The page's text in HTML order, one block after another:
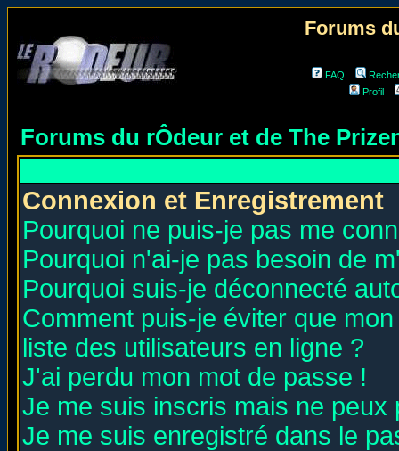
Forums
FAQ
Profil
Forums du rÔdeur et de The
Connexion et Enregistrement
Pourquoi ne puis-je pas me
Pourquoi n'ai-je pas besoin de
Pourquoi suis-je déconnecté
Comment puis-je éviter que
liste des utilisateurs en ligne ?
J'ai perdu mon mot de passe !
Je me suis inscris mais ne peux
Je me suis enregistré dans le